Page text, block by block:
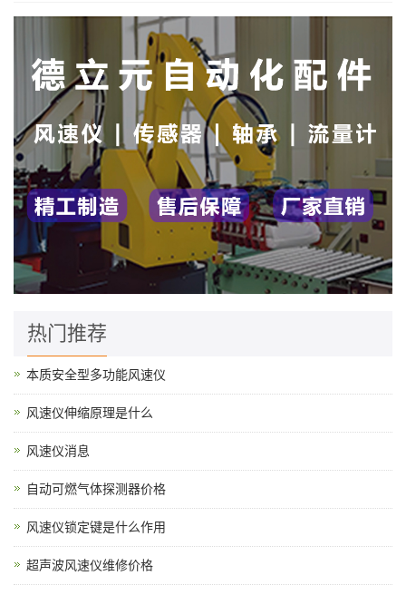
热门推荐
本质安全型多功能风速仪
风速仪伸缩原理是什么
风速仪消息
自动可燃气体探测器价格
风速仪锁定键是什么作用
超声波风速仪维修价格